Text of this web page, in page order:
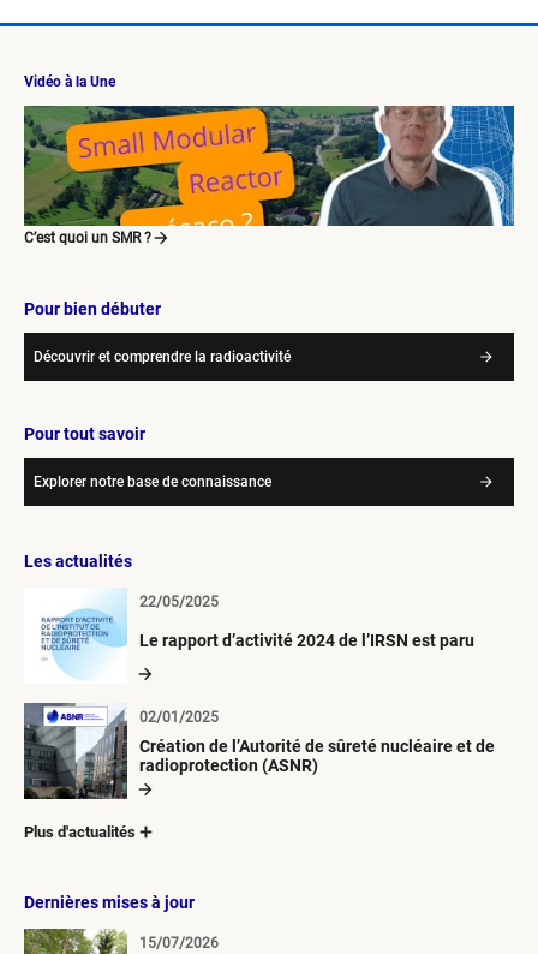
Vidéo à la Une
C’est quoi un SMR ?
Pour bien débuter
Découvrir et comprendre la radioactivité
Pour tout savoir
Explorer notre base de connaissance
Les actualités
Le rapport d’activité 2024 de l’IRSN est paru
22/05/2025
Création de l’Autorité de sûreté nucléaire et de
radioprotection (ASNR)
02/01/2025
Plus d'actualités
Dernières mises à jour
15/07/2026